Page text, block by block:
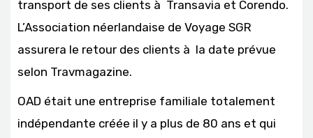
transport de ses clients à Transavia et Corendo.
L’Association néerlandaise de Voyage SGR
assurera le retour des clients à la date prévue
selon Travmagazine.
OAD était une entreprise familiale totalement
indépendante créée il y a plus de 80 ans et qui